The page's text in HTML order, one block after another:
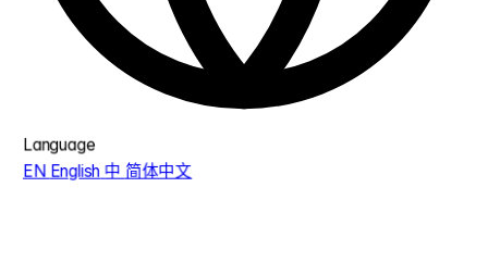
Language
EN English 中 简体中文